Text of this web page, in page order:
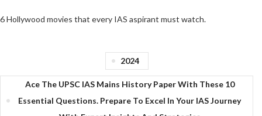
6 Hollywood movies that every IAS aspirant must watch.
2024
Ace The UPSC IAS Mains History Paper With These 10
Essential Questions. Prepare To Excel In Your IAS Journey